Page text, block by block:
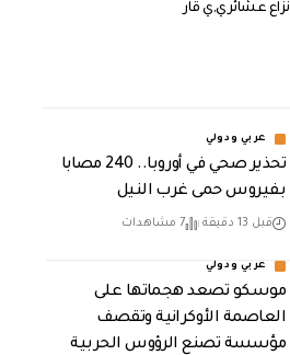
نزاع عشائري ي قار
عربي ودولي
تحذير صحي في أوروبا.. 240 مصابا
بفيروس حمى غرب النيل
قبل 13 دقيقة 7 مشاهدات
عربي ودولي
موسكو تصعد هجماتها على
العاصمة الأوكرانية وتقصف
مؤسسة تصنع الرؤوس الحربية